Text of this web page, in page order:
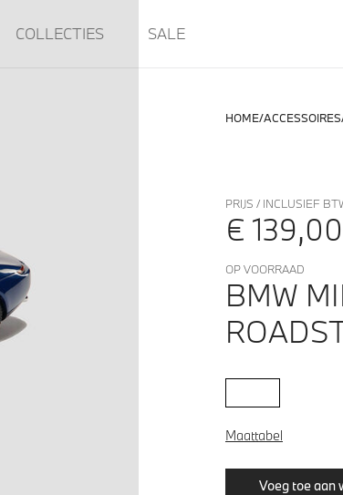
COLLECTIES SALE
HOME ACCESSOIRES
PRIJS / INCLUSIEF
€ 139,00
OP VOORRAAD
BMW
Maattabel
Voeg toe aan